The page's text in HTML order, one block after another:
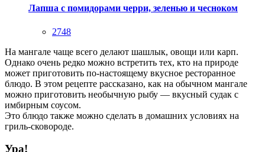
Лапша с помидорами черри, зеленью и чесноком
2748
На мангале чаще всего делают шашлык, овощи или карп.
Однако очень редко можно встретить тех, кто на природе
может приготовить по-настоящему вкусное ресторанное
блюдо. В этом рецепте рассказано, как на обычном мангале
можно приготовить необычную рыбу — вкусный судак с
имбирным соусом.
Это блюдо также можно сделать в домашних условиях на
гриль-сковороде.
Ура!